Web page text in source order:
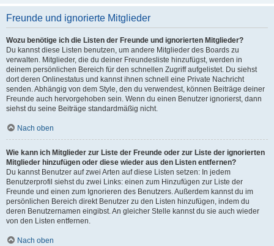
Freunde und ignorierte Mitglieder
Wozu benötige ich die Listen der Freunde und ignorierten Mitglieder?
Du kannst diese Listen benutzen, um andere Mitglieder des Boards zu
verwalten. Mitglieder, die du deiner Freundesliste hinzufügst, werden in
deinem persönlichen Bereich für den schnellen Zugriff aufgelistet. Du siehst
dort deren Onlinestatus und kannst ihnen schnell eine Private Nachricht
senden. Abhängig von dem Style, den du verwendest, können Beiträge deiner
Freunde auch hervorgehoben sein. Wenn du einen Benutzer ignorierst, dann
siehst du seine Beiträge standardmäßig nicht.
Nach oben
Wie kann ich Mitglieder zur Liste der Freunde oder zur Liste der ignorierten
Mitglieder hinzufügen oder diese wieder aus den Listen entfernen?
Du kannst Benutzer auf zwei Arten auf diese Listen setzen: In jedem
Benutzerprofil siehst du zwei Links: einen zum Hinzufügen zur Liste der
Freunde und einen zum Ignorieren des Benutzers. Außerdem kannst du im
persönlichen Bereich direkt Benutzer zu den Listen hinzufügen, indem du
deren Benutzernamen eingibst. An gleicher Stelle kannst du sie auch wieder
von den Listen entfernen.
Nach oben